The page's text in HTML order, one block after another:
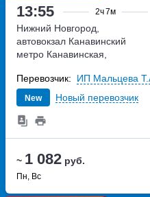
13:55 2ч7м
~ 1 082 руб.
Пн, Вс
Нижний Новгород,
автовокзал Канавинский
метро Канавинская,
New Новый перевозчик
Перевозчик: ИП Мальцева